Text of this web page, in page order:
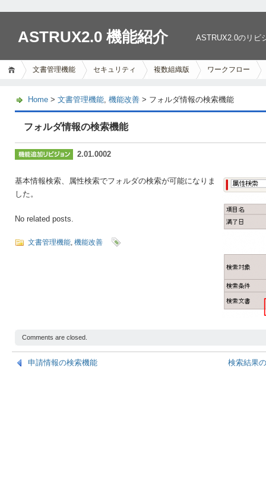
ASTRUX2.0 機能紹介 ASTRUX2.0のリビ
文書管理機能 セキュリティ 複数組織版 ワークフロー
Home > 文書管理機能, 機能改善 > フォルダ情報の検索機能
フォルダ情報の検索機能
2.01.0002
基本情報検索、属性検索でフォルダの検索が可能になりま
した。
No related posts.
文書管理機能, 機能改善
Comments are closed.
申請情報の検索機能 検索結果